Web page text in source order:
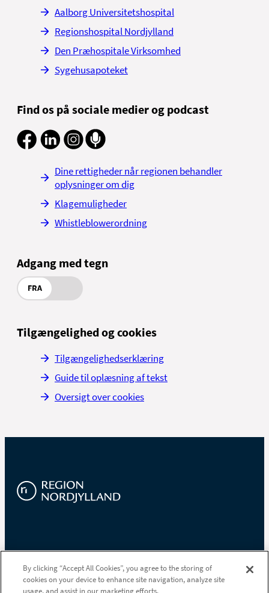
Aalborg Universitetshospital
Regionshospital Nordjylland
Den Præhospitale Virksomhed
Sygehusapoteket
Find os på sociale medier og podcast
Dine rettigheder når regionen behandler
oplysninger om dig
Klagemuligheder
Whistleblowerordning
Adgang med tegn
FRA
Tilgængelighed og cookies
Tilgængelighedserklæring
Guide til oplæsning af tekst
Oversigt over cookies
Niels Bohrs Vej 30
By clicking “Accept All Cookies”, you agree to the storing of
cookies on your device to enhance site navigation, analyze site
usage, and assist in our marketing efforts.